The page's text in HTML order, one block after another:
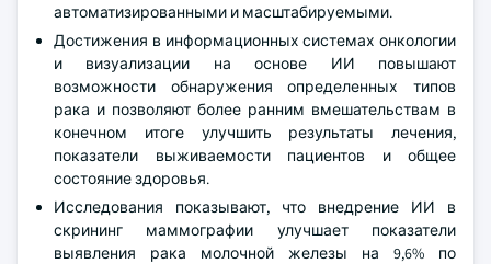
автоматизированными и масштабируемыми.
Достижения в информационных системах онкологии
и визуализации на основе ИИ повышают
возможности обнаружения определенных типов
рака и позволяют более ранним вмешательствам в
конечном итоге улучшить результаты лечения,
показатели выживаемости пациентов и общее
состояние здоровья.
Исследования показывают, что внедрение ИИ в
скрининг маммографии улучшает показатели
выявления рака молочной железы на 9,6% по